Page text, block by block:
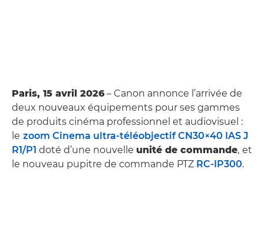
Paris, 15 avril 2026 – Canon annonce l’arrivée de
deux nouveaux équipements pour ses gammes
de produits cinéma professionnel et audiovisuel :
le zoom Cinema ultra-téléobjectif CN30×40 IAS J
R1/P1 doté d’une nouvelle unité de commande, et
le nouveau pupitre de commande PTZ RC‑IP300.